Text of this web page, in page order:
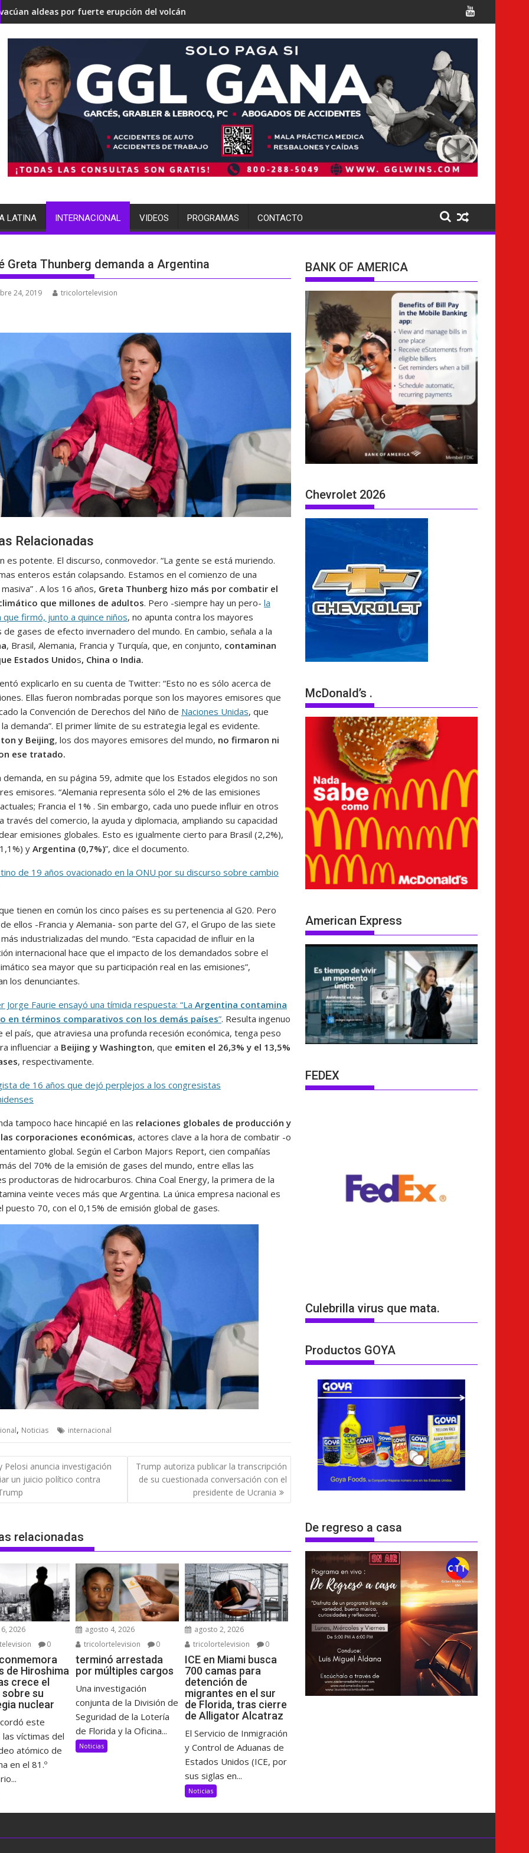
en una 'Gaza silenciosa'
su estrategia nuclear
erupción del volcán de Fuegoterminó arrestada por múltiples cargos Italia confirma la muerte de 7 nacionales
LATINA INTERNACIONAL VIDEOS PROGRAMAS CONTACTO
Greta Thunberg demanda a Argentina
24, 2019 tricolortelevision
Relacionadas
es potente. El discurso, conmovedor. “La gente se está muriendo.
enteros están colapsando. Estamos en el comienzo de una
. A los 16 años, Greta Thunberg hizo más por combatir el
que millones de adultos. Pero -siempre hay un pero- la
que firmó, junto a quince niños, no apunta contra los mayores
gases de efecto invernadero del mundo. En cambio, señala a la
, Brasil, Alemania, Francia y Turquía, que, en conjunto, contaminan
Estados Unidos, China o India.
explicarlo en su cuenta de Twitter: “Esto no es sólo acerca de
Ellas fueron nombradas porque son los mayores emisores que
la Convención de Derechos del Niño de Naciones Unidas, que
demanda”. El primer límite de su estrategia legal es evidente.
y Beijing, los dos mayores emisores del mundo, no firmaron ni
ese tratado.
demanda, en su página 59, admite que los Estados elegidos no son
emisores. “Alemania representa sólo el 2% de las emisiones
Francia el 1% . Sin embargo, cada uno puede influir en otros
través del comercio, la ayuda y diplomacia, ampliando su capacidad
emisiones globales. Esto es igualmente cierto para Brasil (2,2%),
yArgentina (0,7%)”, dice el documento.
de 19 años ovacionado en la ONU por su discurso sobre cambio
tienen en común los cinco países es su pertenencia al G20. Pero
ellos -Francia y Alemania- son parte del G7, el Grupo de las siete
industrializadas del mundo. “Esta capacidad de influir en la
internacional hace que el impacto de los demandados sobre el
sea mayor que su participación real en las emisiones”,
los denunciantes.
Jorge Faurie ensayó una tímida respuesta: “La Argentina contamina
en términos comparativos con los demás países”. Resulta ingenuo
el país, que atraviesa una profunda recesión económica, tenga peso
influenciar a Beijing y Washington, que emiten el 26,3% y el 13,5%
, respectivamente.
de 16 años que dejó perplejos a los congresistas
tampoco hace hincapié en las relaciones globales de producción y
corporaciones económicas, actores clave a la hora de combatir -o
global. Según el Carbon Majors Report, cien compañías
del 70% de la emisión de gases del mundo, entre ellas las
productoras de hidrocarburos. China Coal Energy, la primera de la
veinte veces más que Argentina. La única empresa nacional es
puesto 70, con el 0,15% de emisión global de gases.
, Noticias internacional
Pelosi anuncia investigación
un juicio político contra
Trump autoriza publicar la transcripción
de su cuestionada conversación con el
presidente de Ucrania
relacionadas
2026
0
de Hiroshima
crece el
su
nuclear
este
las víctimas del
atómico de
en el 81.º
agosto 4, 2026
tricolortelevision
0
terminó arrestada
por múltiples cargos
Una investigación
conjunta de la División de
Seguridad de la Lotería
de Florida y la Oficina...
Noticias
agosto 2, 2026
tricolortelevision
0
ICE en Miami busca
700 camas para
detención de
migrantes en el sur
de Florida, tras cierre
de Alligator Alcatraz
El Servicio de Inmigración
y Control de Aduanas de
Estados Unidos (ICE, por
sus siglas en...
Noticias
BANK OF AMERICA
Chevrolet 2026
McDonald’s .
American Express
FEDEX
Culebrilla virus que mata.
Productos GOYA
De regreso a casa